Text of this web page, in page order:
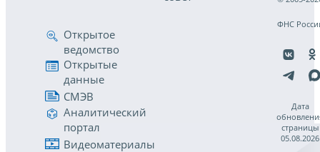
Открытое
ведомство
Открытые
данные
СМЭВ
Аналитический
портал
Видеоматериалы
ФНС
Дата
страницы
05.08.2026